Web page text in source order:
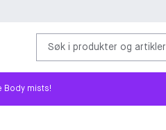
Søk i produkter og artikler
Body mists!